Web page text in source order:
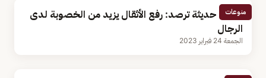
منوعات
دراسة حديثة ترصد: رفع الأثقال يزيد من الخصوبة لدى
الرجال
الجمعة 24 فبراير 2023